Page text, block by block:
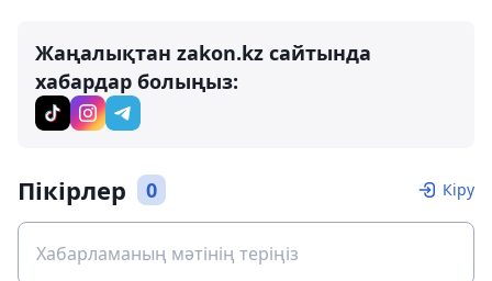
Жаңалықтан zakon.kz сайтында
хабардар болыңыз:
Пікірлер 0 Кіру